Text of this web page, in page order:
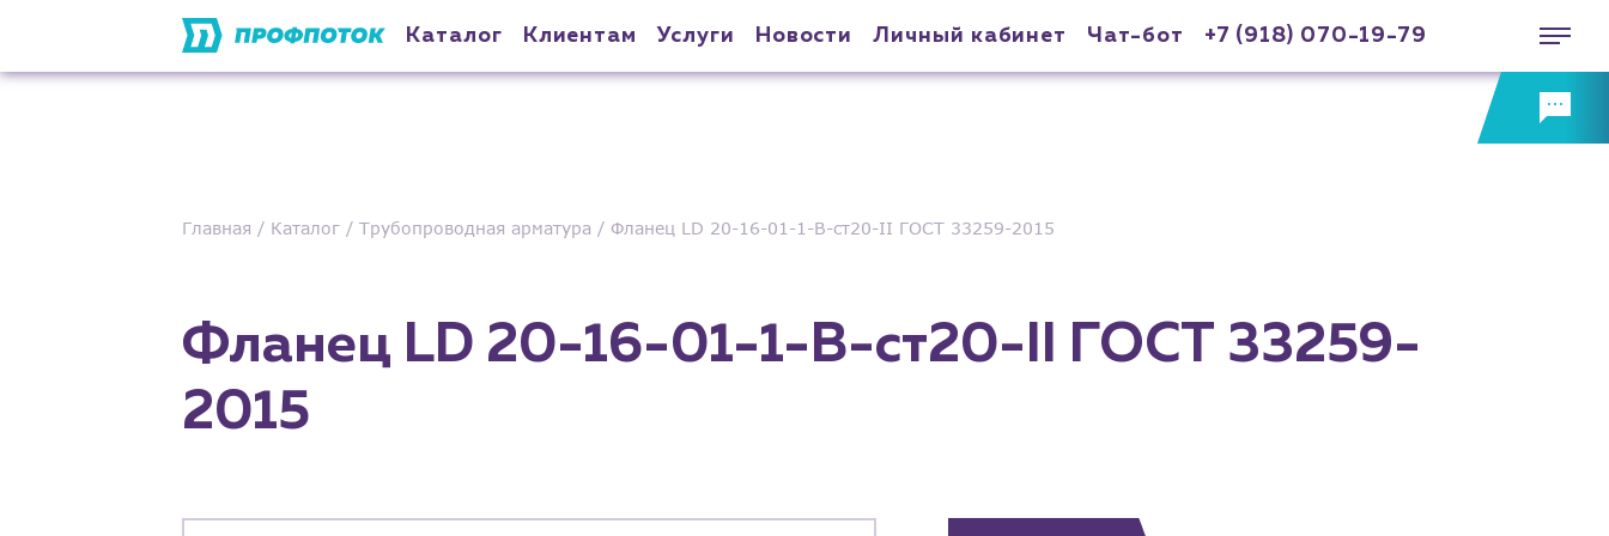
Каталог Клиентам Услуги Новости Личный кабинет Чат-бот +7 (918) 070-19-79
Главная Каталог Трубопроводная арматура Фланец LD 20-16-01-1-B-ст20-II ГОСТ 33259-2015
Фланец LD 20-16-01-1-B-ст20-II ГОСТ 33259-
2015